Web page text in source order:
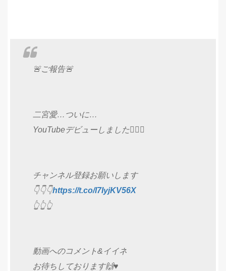
🚨ご報告🚨
二宮愛…ついに…
YouTubeデビューしました🙋‍♀️✨
チャンネル登録お願いします
👇👇👇https://t.co/l7IyjKV56X
👆👆👆
動画へのコメント&イイネ
お待ちしております🙌♥️